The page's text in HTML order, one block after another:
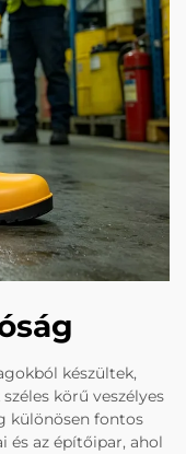
készültek,
körű veszélyes
különösen fontos
és az építőipar, ahol